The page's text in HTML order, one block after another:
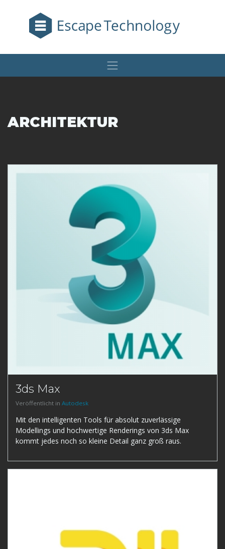
ARCHITEKTUR
3ds Max
Veröffentlicht in Autodesk
Mit den intelligenten Tools für absolut zuverlässige
Modellings und hochwertige Renderings von 3ds Max
kommt jedes noch so kleine Detail ganz groß raus.